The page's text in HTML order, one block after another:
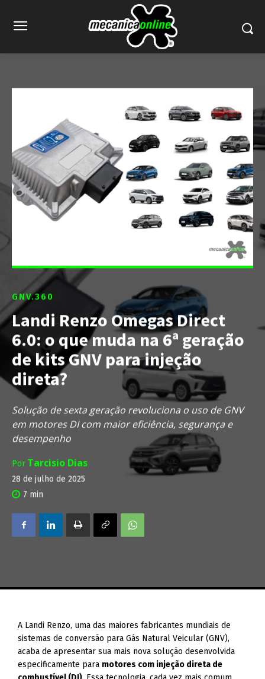
GNV.360
Landi Renzo Omegas Direct
6.0: o que muda na 6ª geração
de kits GNV para injeção
direta?
Solução de sexta geração revoluciona o uso de GNV
em motores DI com maior eficiência, segurança e
desempenho
Por Tarcisio Dias
28 de julho de 2025
7 min
A Landi Renzo, uma das maiores fabricantes mundiais de
sistemas de conversão para Gás Natural Veicular (GNV),
acaba de apresentar sua mais nova solução desenvolvida
especificamente para motores com injeção direta de